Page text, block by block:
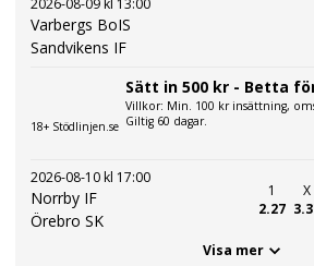
Varbergs BoIS
Sandvikens IF
18+ Stödlinjen.se
Sätt in 500 kr - Betta
Villkor: Min. 100 kr insättning,
Giltig 60 dagar.
2026-08-10 kl 17:00
Norrby IF
Örebro SK
1
2.27
X
Visa mer